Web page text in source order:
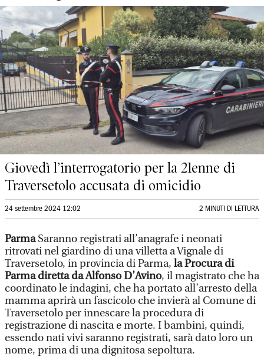
Giovedì l’interrogatorio per la 21enne di
Traversetolo accusata di omicidio
24 settembre 2024 12:02 2 MINUTI DI LETTURA
ParmaSaranno registrati all’anagrafe i neonati
ritrovati nel giardino di una villetta a Vignale di
Traversetolo, in provincia di Parma, la Procura di
Parma diretta da Alfonso D’Avino, il magistrato che ha
coordinato le indagini, che ha portato all’arresto della
mamma aprirà un fascicolo che invierà al Comune di
Traversetolo per innescare la procedura di
registrazione di nascita e morte. I bambini, quindi,
essendo nati vivi saranno registrati, sarà dato loro un
nome, prima di una dignitosa sepoltura.